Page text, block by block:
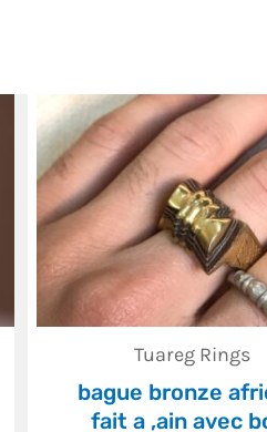
Tuareg Rings
bague bronze
fait a ,ain avec